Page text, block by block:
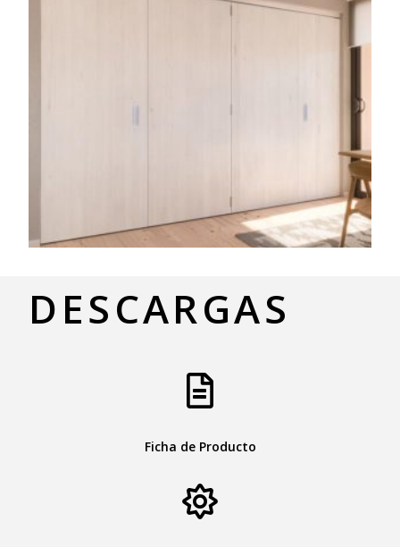
DESCARGAS
Ficha de Producto